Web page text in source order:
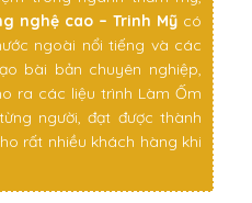
nghệ cao – Trinh Mỹ có
ngoài nổi tiếng và các
bài bản chuyên nghiệp,
ra các liệu trình Làm Ốm
người, đạt được thành
rất nhiều khách hàng khi